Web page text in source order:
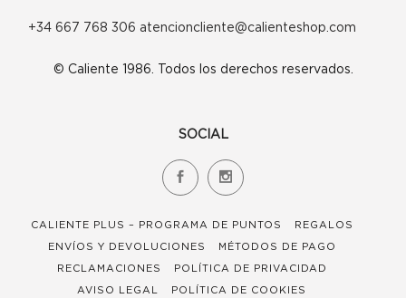
+34 667 768 306 atencioncliente@calienteshop.com
© Caliente 1986. Todos los derechos reservados.
SOCIAL
CALIENTE PLUS – PROGRAMA DE PUNTOS
REGALOS
ENVÍOS Y DEVOLUCIONES
MÉTODOS DE PAGO
RECLAMACIONES
POLÍTICA DE PRIVACIDAD
AVISO LEGAL
POLÍTICA DE COOKIES